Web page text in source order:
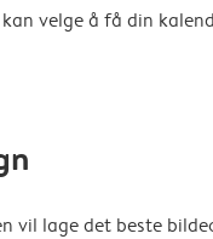
velge å få din
vil lage det beste